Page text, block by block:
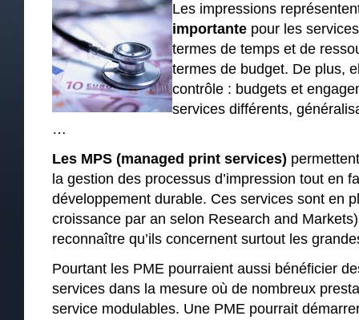
Les impressions
importante pour les
termes de temps et de
termes de budget. De plus,
contrôle : budgets et
services différents,
…
Les MPS (managed print services)
la gestion des processus d’impression tout en
développement durable. Ces services sont en
croissance par an selon Research and
reconnaître qu’ils concernent surtout les
Pourtant les PME pourraient aussi bénéficier
services dans la mesure où de nombreux
service modulables. Une PME pourrait